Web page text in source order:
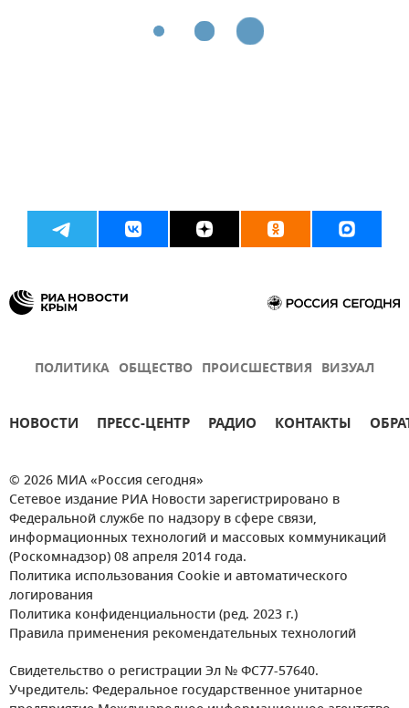
ПОЛИТИКА ОБЩЕСТВО ПРОИСШЕСТВИЯ ВИЗУАЛ
НОВОСТИ ПРЕСС-ЦЕНТР РАДИО КОНТАКТЫ
© 2026 МИА «Россия сегодня»
Сетевое издание РИА Новости зарегистрировано в
Федеральной службе по надзору в сфере связи,
информационных технологий и массовых коммуникаций
(Роскомнадзор) 08 апреля 2014 года.
Политика использования Cookie и автоматического
логирования
Политика конфиденциальности (ред. 2023 г.)
Правила применения рекомендательных технологий
Свидетельство о регистрации Эл № ФС77-57640.
Учредитель: Федеральное государственное унитарное